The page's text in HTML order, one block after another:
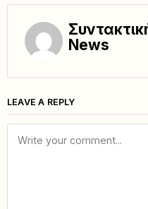
News
LEAVE A REPLY